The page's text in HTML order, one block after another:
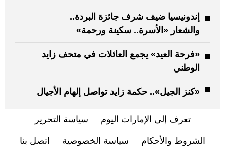
إندونيسيا ضيف شرف جائزة البردة..
والشعار «الأسرة.. سكينة ورحمة»
«فرحة العيد» يجمع العائلات في متحف زايد
الوطني
«كنز الجيل».. حكمة زايد تواصل إلهام الأجيال
تعرف إلى الإمارات اليوم سياسة التحرير
الشروط والأحكام سياسة الخصوصية اتصل بنا